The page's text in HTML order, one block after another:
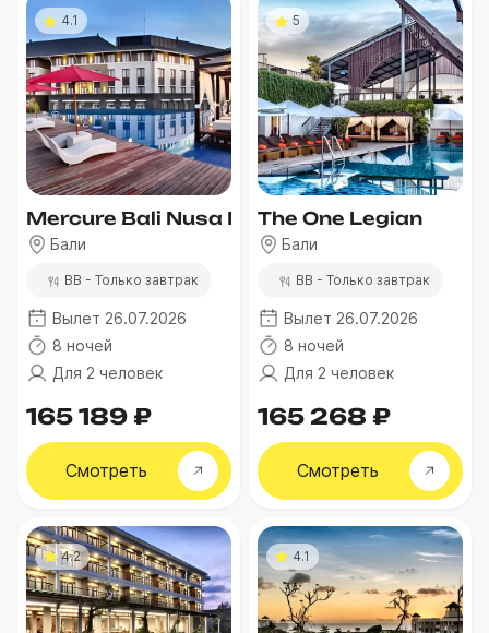
4.1
Mercure Bali Nusa Dua
Бали
BB - Только завтрак
Вылет 26.07.2026
8 ночей
Для 2 человек
165 189 ₽
Смотреть
5
The One Legian
Бали
BB - Только завтрак
Вылет 26.07.2026
8 ночей
Для 2 человек
165 268 ₽
Смотреть
4.2 4.1